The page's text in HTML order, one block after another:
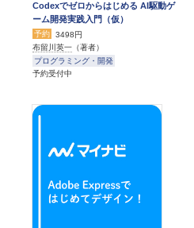
Codexでゼロからはじめる AI駆動ゲ
ーム開発実践入門（仮）
予約
3498円
布留川英一 （著者）
プログラミング・開発
予約受付中